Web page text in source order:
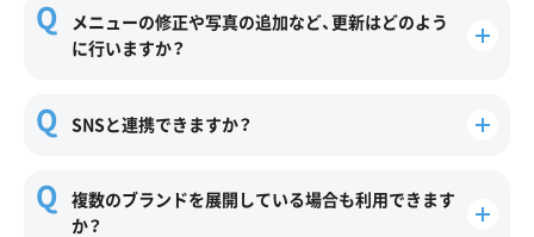
メニューの修正や写真の追加など、更新はどのよう
に行いますか？
SNSと連携できますか？
複数のブランドを展開している場合も利用できます
か？